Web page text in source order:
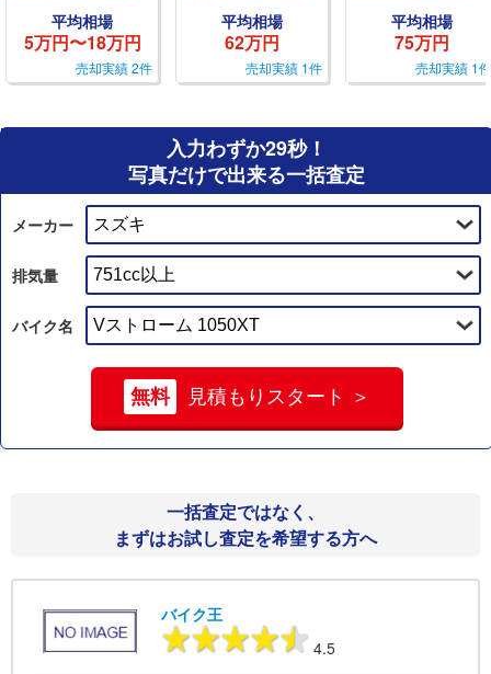
平均相場
5万円〜18万円
売却実績 2件
平均相場
62万円
売却実績 1件
平均相場
75万円
売却実績 1件
入力わずか29秒！
写真だけで出来る一括査定
メーカー
排気量
バイク名
無料 見積もりスタート ＞
一括査定ではなく、
まずはお試し査定を希望する方へ
バイク王
4.5